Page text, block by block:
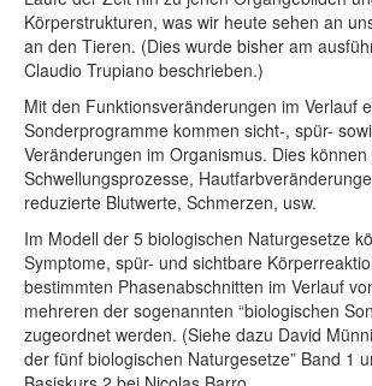
Körperstrukturen, was wir heute sehen an
an den Tieren. (Dies wurde bisher am
Claudio Trupiano beschrieben.)
Mit den Funktionsveränderungen im Verlauf
Sonderprogramme kommen sicht-, spür-
Veränderungen im Organismus. Dies können
Schwellungsprozesse,
reduzierte Blutwerte, Schmerzen, usw.
Im Modell der 5 biologischen Naturgesetze
Symptome, spür- und sichtbare
bestimmten Phasenabschnitten im Verlauf
mehreren der sogenannten “biologischen
zugeordnet werden. (Siehe dazu David
der fünf biologischen Naturgesetze” Band 1